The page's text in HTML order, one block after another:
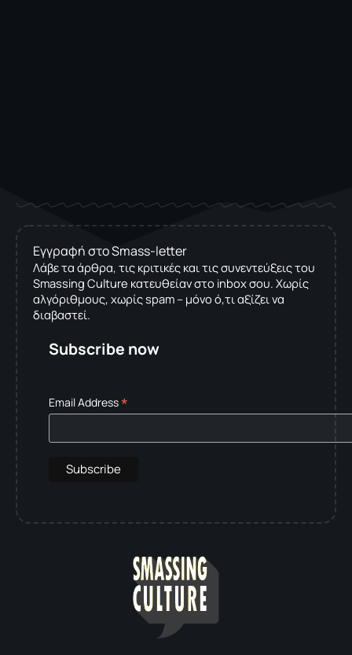
Εγγραφή στο Smass-letter
Λάβε τα άρθρα, τις κριτικές και τις συνεντεύξεις του
Smassing Culture κατευθείαν στο inbox σου. Χωρίς
αλγόριθμους, χωρίς spam – μόνο ό,τι αξίζει να
διαβαστεί.
Subscribe now
Email Address*